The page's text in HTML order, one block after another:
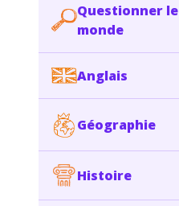
Questionner le
monde
Anglais
Géographie
Histoire